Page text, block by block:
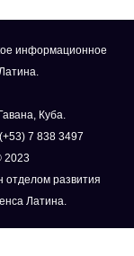
информационное
Куба.
7 838 3497
2023
отделом развития
Латина.